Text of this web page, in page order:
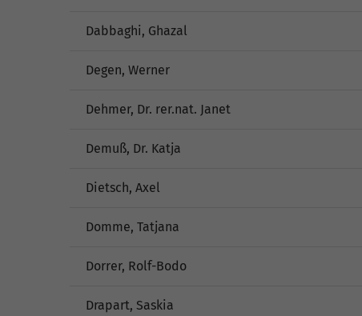
Dabbaghi, Ghazal
Degen, Werner
Dehmer, Dr. rer.nat. Janet
Demuß, Dr. Katja
Dietsch, Axel
Domme, Tatjana
Dorrer, Rolf-Bodo
Drapart, Saskia